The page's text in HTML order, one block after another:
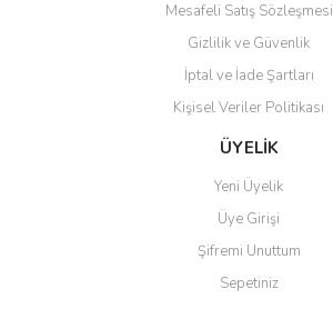
Gönder
Mesafeli Satış Sözleşmesi
Gizlilik ve Güvenlik
İptal ve İade Şartları
Kişisel Veriler Politikası
ÜYELİK
Yeni Üyelik
Üye Girişi
Şifremi Unuttum
Sepetiniz